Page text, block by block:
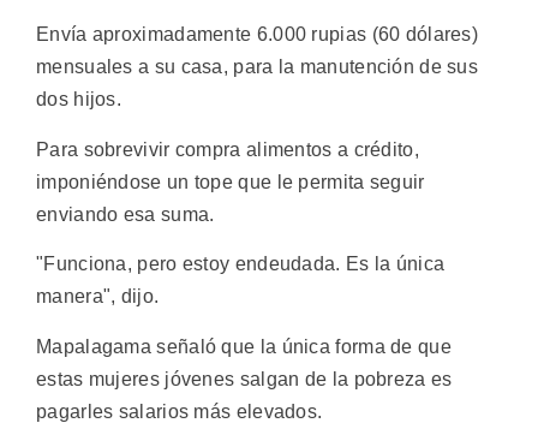
Envía aproximadamente 6.000 rupias (60 dólares)
mensuales a su casa, para la manutención de sus
dos hijos.
Para sobrevivir compra alimentos a crédito,
imponiéndose un tope que le permita seguir
enviando esa suma.
"Funciona, pero estoy endeudada. Es la única
manera", dijo.
Mapalagama señaló que la única forma de que
estas mujeres jóvenes salgan de la pobreza es
pagarles salarios más elevados.